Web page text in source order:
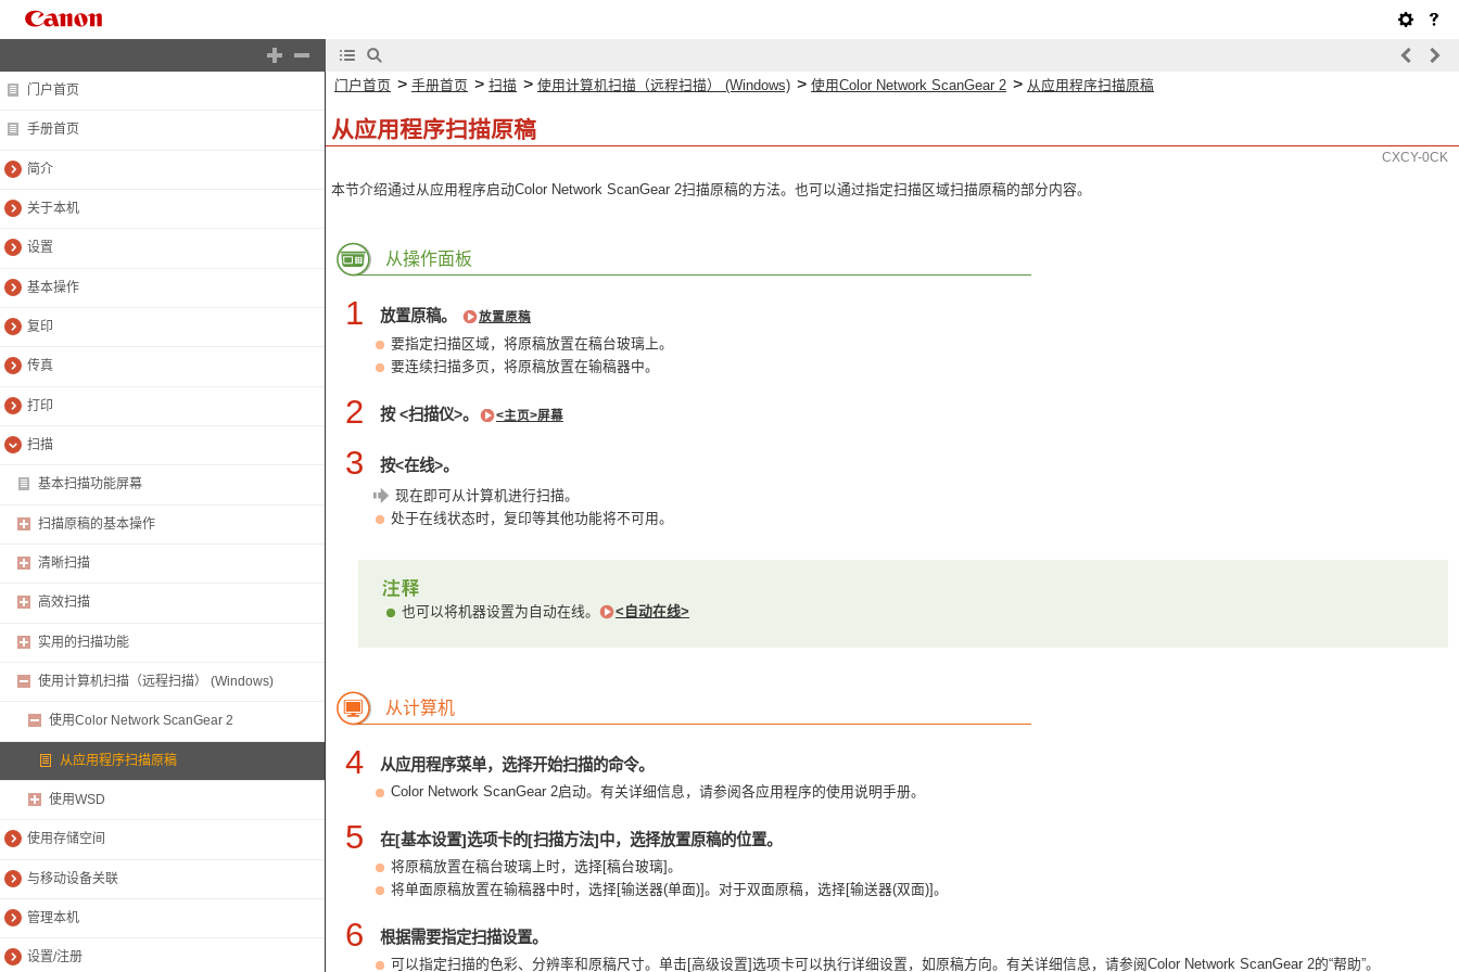
门户首页
手册首页
简介
关于本机
设置
基本操作
复印
传真
打印
扫描
基本扫描功能屏幕
扫描原稿的基本操作
清晰扫描
高效扫描
实用的扫描功能
使用计算机扫描（远程扫描） (Windows)
使用Color Network ScanGear 2
从应用程序扫描原稿
使用WSD
使用存储空间
与移动设备关联
管理本机
设置/注册
门户首页 > 手册首页 > 扫描 > 使用计算机扫描（远程扫描） (Windows) > 使用Color Network ScanGear 2 > 从应用程序扫描原稿
从应用程序扫描原稿
CXCY-0CK
本节介绍通过从应用程序启动Color Network ScanGear 2扫描原稿的方法。也可以通过指定扫描区域扫描原稿的部分内容。
从操作面板
1 放置原稿。 放置原稿
要指定扫描区域，将原稿放置在稿台玻璃上。
要连续扫描多页，将原稿放置在输稿器中。
2 按 <扫描仪>。 <主页>屏幕
3 按<在线>。
现在即可从计算机进行扫描。
处于在线状态时，复印等其他功能将不可用。
也可以将机器设置为自动在线。 <自动在线>
从计算机
4 从应用程序菜单，选择开始扫描的命令。
Color Network ScanGear 2启动。有关详细信息，请参阅各应用程序的使用说明手册。
5 在[基本设置]选项卡的[扫描方法]中，选择放置原稿的位置。
将原稿放置在稿台玻璃上时，选择[稿台玻璃]。
将单面原稿放置在输稿器中时，选择[输送器(单面)]。对于双面原稿，选择[输送器(双面)]。
6 根据需要指定扫描设置。
可以指定扫描的色彩、分辨率和原稿尺寸。单击[高级设置]选项卡可以执行详细设置，如原稿方向。有关详细信息，请参阅Color Network ScanGear 2的“帮助”。